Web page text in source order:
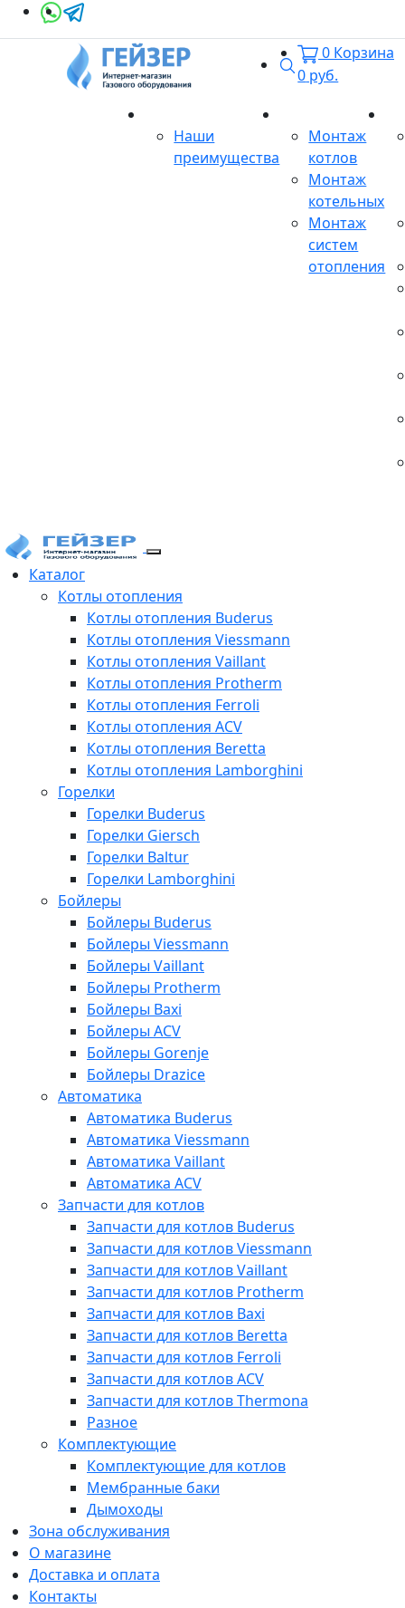
Поиск
0 Корзина
0 руб.
Наши
преимущества
Монтаж
котлов
Монтаж
котельных
Монтаж
систем
отопления
Каталог
Котлы отопления
Котлы отопления Buderus
Котлы отопления Viessmann
Котлы отопления Vaillant
Котлы отопления Protherm
Котлы отопления Ferroli
Котлы отопления ACV
Котлы отопления Beretta
Котлы отопления Lamborghini
Горелки
Горелки Buderus
Горелки Giersch
Горелки Baltur
Горелки Lamborghini
Бойлеры
Бойлеры Buderus
Бойлеры Viessmann
Бойлеры Vaillant
Бойлеры Protherm
Бойлеры Baxi
Бойлеры ACV
Бойлеры Gorenje
Бойлеры Drazice
Автоматика
Автоматика Buderus
Автоматика Viessmann
Автоматика Vaillant
Автоматика ACV
Запчасти для котлов
Запчасти для котлов Buderus
Запчасти для котлов Viessmann
Запчасти для котлов Vaillant
Запчасти для котлов Protherm
Запчасти для котлов Baxi
Запчасти для котлов Beretta
Запчасти для котлов Ferroli
Запчасти для котлов ACV
Запчасти для котлов Thermona
Разное
Комплектующие
Комплектующие для котлов
Мембранные баки
Дымоходы
Зона обслуживания
О магазине
Доставка и оплата
Контакты